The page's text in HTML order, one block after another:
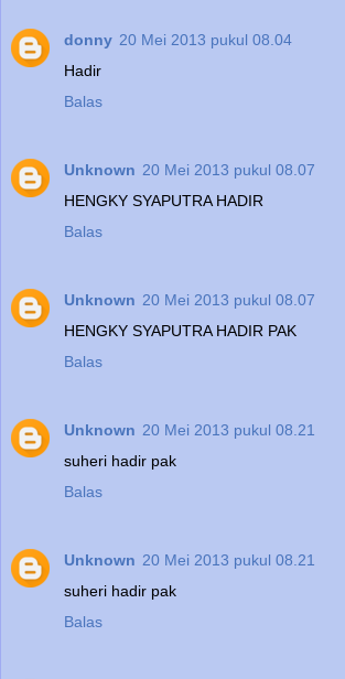
donny 20 Mei 2013 pukul 08.04
Hadir
Balas
Unknown 20 Mei 2013 pukul 08.07
HENGKY SYAPUTRA HADIR
Balas
Unknown 20 Mei 2013 pukul 08.07
HENGKY SYAPUTRA HADIR PAK
Balas
Unknown 20 Mei 2013 pukul 08.21
suheri hadir pak
Balas
Unknown 20 Mei 2013 pukul 08.21
suheri hadir pak
Balas